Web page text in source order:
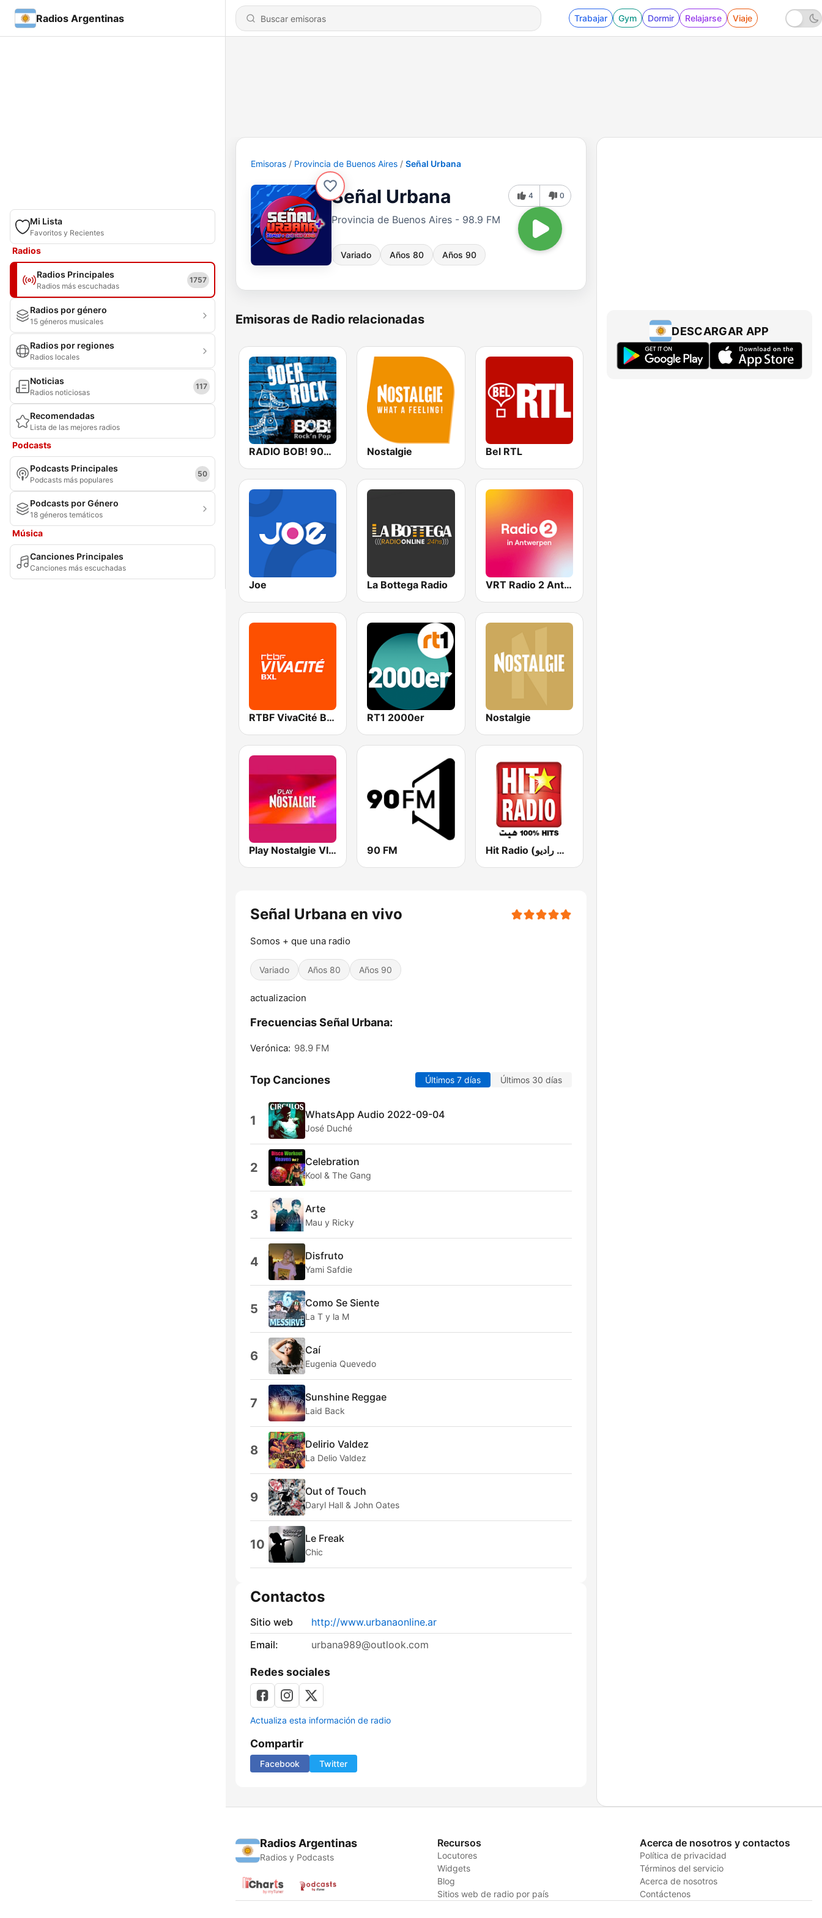
Radios Argentinas Trabajar Gym Dormir Relajarse Viaje
Mi Lista
Favoritos y Recientes
Radios
Radios Principales
Radios más escuchadas
1757
Radios por género
15 géneros musicales
Radios por regiones
Radios locales
Noticias
Radios noticiosas
117
Recomendadas
Lista de las mejores radios
Podcasts
Podcasts Principales
Podcasts más populares
50
Podcasts por Género
18 géneros temáticos
Música
Canciones Principales
Canciones más escuchadas
Emisoras Provincia de Buenos Aires Señal Urbana
Señal Urbana
Provincia de Buenos Aires - 98.9 FM
Variado Años 80 Años 90
4 0
Emisoras de Radio relacionadas
RADIO BOB! 90er Rock Nostalgie Bel RTL
Joe La Bottega Radio VRT Radio 2 Antwerpen
RTBF VivaCité Bruxelles RT1 2000er Nostalgie
Play Nostalgie Vlaanderen 90 FM Hit Radio (هيت راديو)
Señal Urbana en vivo
Somos + que una radio
Variado Años 80 Años 90
actualizacion
Frecuencias Señal Urbana:
Verónica: 98.9 FM
Top Canciones Últimos 7 días Últimos 30 días
1 WhatsApp Audio 2022-09-04
José Duché
2 Celebration
Kool & The Gang
3 Arte
Mau y Ricky
4 Disfruto
Yami Safdie
5 Como Se Siente
La T y la M
6 Caí
Eugenia Quevedo
7 Sunshine Reggae
Laid Back
8 Delirio Valdez
La Delio Valdez
9 Out of Touch
Daryl Hall & John Oates
10 Le Freak
Chic
Contactos
Sitio web
http://www.urbanaonline.ar
Email:
urbana989@outlook.com
Redes sociales
Actualiza esta información de radio
Compartir
Facebook Twitter
DESCARGAR APP
Radios Argentinas
Radios y Podcasts
Recursos
Locutores
Widgets
Blog
Sitios web de radio por país
Acerca de nosotros y contactos
Política de privacidad
Términos del servicio
Acerca de nosotros
Contáctenos